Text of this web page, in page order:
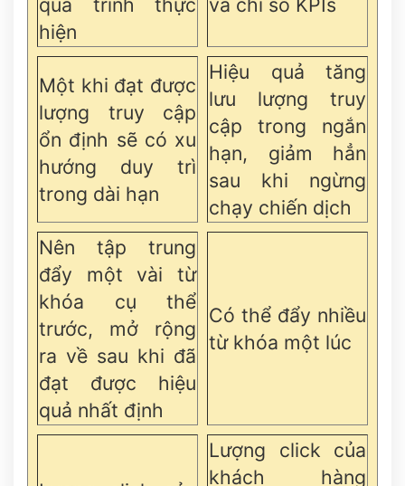
hiện
Một khi đạt được
lượng truy cập
ổn định sẽ có xu
hướng duy trì
trong dài hạn
Hiệu quả tăng
lưu lượng truy
cập trong ngắn
hạn, giảm hẳn
sau khi ngừng
chạy chiến dịch
Nên tập trung
đẩy một vài từ
khóa cụ thể
trước, mở rộng
ra về sau khi đã
đạt được hiệu
quả nhất định
Có thể đẩy nhiều
từ khóa một lúc
Lượng click của
khách hàng